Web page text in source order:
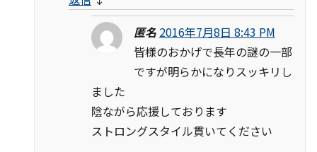
匿名 2016年7月8日 8:43 PM
皆様のおかげで長年の謎の一部
ですが明らかになりスッキリし
ました
陰ながら応援しております
ストロングスタイル貫いてください